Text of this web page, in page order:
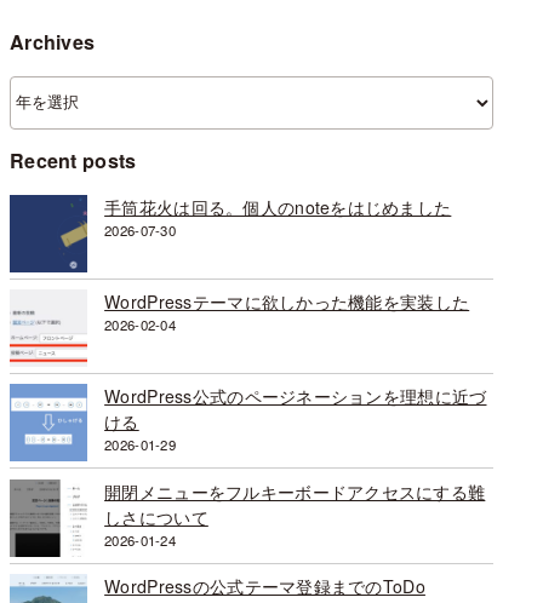
Archives
ア
ー
イ
ブ
Recent posts
手筒花火は回る。個人のnoteをはじめました
2026-07-30
WordPressテーマに欲しかった機能を実装した
2026-02-04
WordPress公式のページネーションを理想に近づ
ける
2026-01-29
開閉メニューをフルキーボードアクセスにする難
しさについて
2026-01-24
WordPressの公式テーマ登録までのToDo